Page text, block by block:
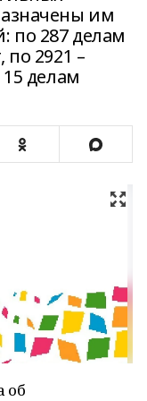
им
по 287 делам
2921 –
делам
об